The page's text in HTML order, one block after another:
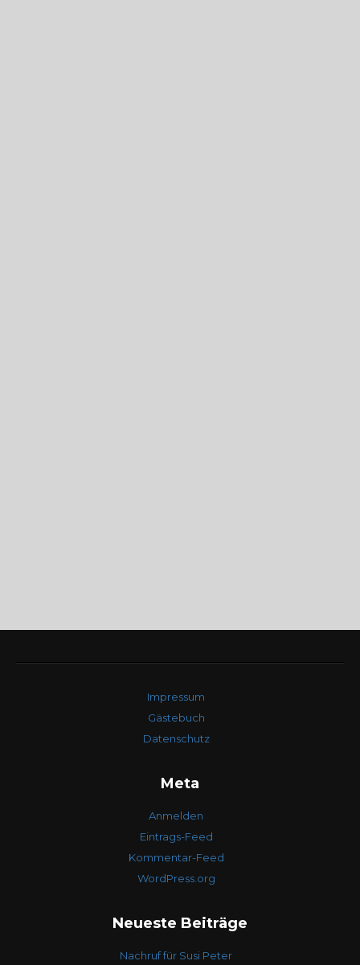
Impressum
Gästebuch
Datenschutz
Meta
Anmelden
Eintrags-Feed
Kommentar-Feed
WordPress.org
Neueste Beiträge
Nachruf für Susi Peter